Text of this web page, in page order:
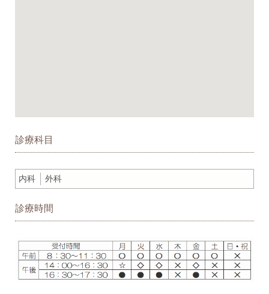
診療科目
内科 外科
診療時間